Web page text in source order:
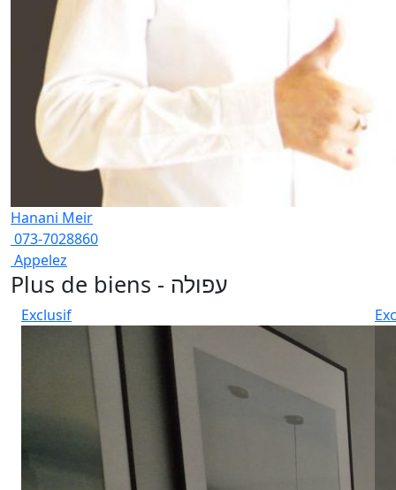
Hanani Meir
073-7028860
Appelez
Plus de biens - עפולה
Exclusif